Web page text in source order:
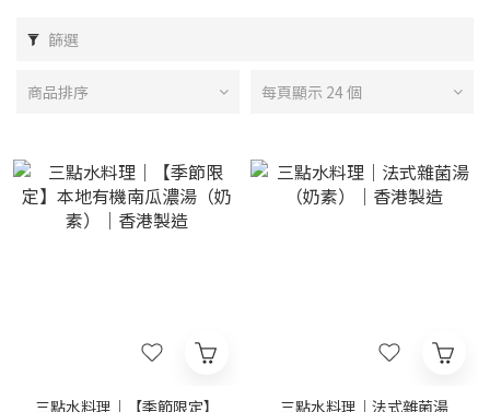
篩選
商品排序 每頁顯示 24 個
三點水料理｜【季節限定】
三點水料理｜法式雜菌湯